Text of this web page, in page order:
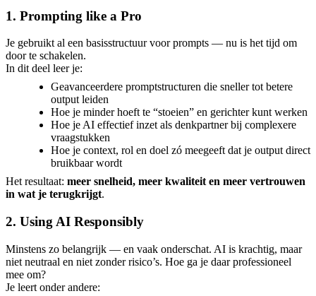
1. Prompting like a Pro
Je gebruikt al een basisstructuur voor prompts — nu is het tijd om
door te schakelen.
In dit deel leer je:
Geavanceerdere promptstructuren die sneller tot betere
output leiden
Hoe je minder hoeft te “stoeien” en gerichter kunt werken
Hoe je AI effectief inzet als denkpartner bij complexere
vraagstukken
Hoe je context, rol en doel zó meegeeft dat je output direct
bruikbaar wordt
Het resultaat: meer snelheid, meer kwaliteit en meer vertrouwen
in wat je terugkrijgt.
2. Using AI Responsibly
Minstens zo belangrijk — en vaak onderschat. AI is krachtig, maar
niet neutraal en niet zonder risico’s. Hoe ga je daar professioneel
mee om?
Je leert onder andere: